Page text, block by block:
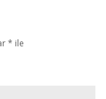
* ile